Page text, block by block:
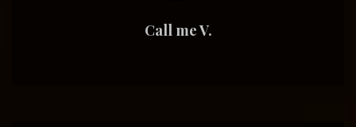
Call me V.